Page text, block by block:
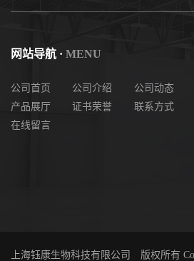
网站导航 · MENU
公司首页 公司介绍
公司动态
产品展厅
证书荣誉
联系方式
在线留言
上海钰康生物科技有限公司 版权所有